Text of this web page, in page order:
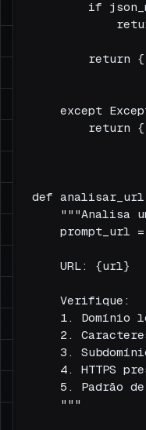
if
return
except
return
def
"""Analisa
prompt_url
    URL: {url}
    Verifique:
1. Domínio
2.
3.
4. HTTPS
5. Padrão
    """